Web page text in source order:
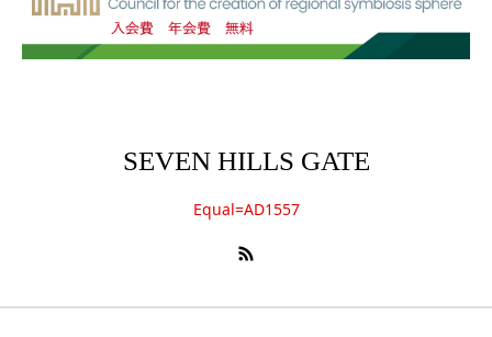
SEVEN HILLS GATE
Equal=AD1557